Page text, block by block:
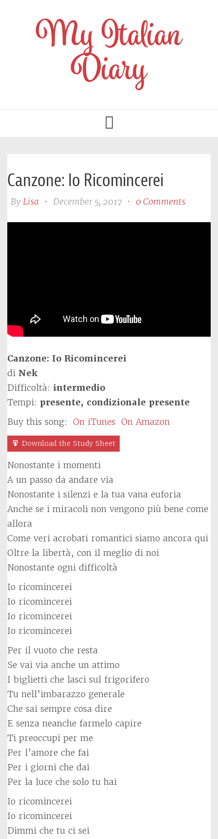
My Italian
Diary
Toggle
navigation
Canzone: Io Ricomincerei
By Lisa • December 5, 2017 • 0 Comments
Canzone: Io Ricomincerei
di Nek
Difficoltà: intermedio
Tempi: presente, condizionale presente
Buy this song: On iTunes On Amazon
Download the Study Sheet
Nonostante i momenti
A un passo da andare via
Nonostante i silenzi e la tua vana euforia
Anche se i miracoli non vengono più bene come
allora
Come veri acrobati romantici siamo ancora qui
Oltre la libertà, con il meglio di noi
Nonostante ogni difficoltà
Io ricomincerei
Io ricomincerei
Io ricomincerei
Io ricomincerei
Per il vuoto che resta
Se vai via anche un attimo
I biglietti che lasci sul frigorifero
Tu nell’imbarazzo generale
Che sai sempre cosa dire
E senza neanche farmelo capire
Ti preoccupi per me
Per l’amore che fai
Per i giorni che dai
Per la luce che solo tu hai
Io ricomincerei
Io ricomincerei
Dimmi che tu ci sei